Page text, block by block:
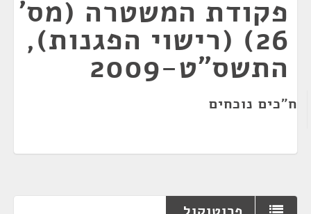
פקודת המשטרה (מס'
26) (רישוי הפגנות),
התשס"ט-2009
ח"כים נוכחים